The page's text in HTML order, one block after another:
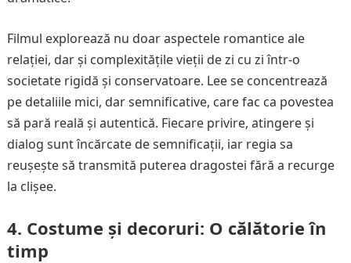
Filmul explorează nu doar aspectele romantice ale
relației, dar și complexitățile vieții de zi cu zi într-o
societate rigidă și conservatoare. Lee se concentrează
pe detaliile mici, dar semnificative, care fac ca povestea
să pară reală și autentică. Fiecare privire, atingere și
dialog sunt încărcate de semnificații, iar regia sa
reușește să transmită puterea dragostei fără a recurge
la clișee.
4. Costume și decoruri: O călătorie în
timp